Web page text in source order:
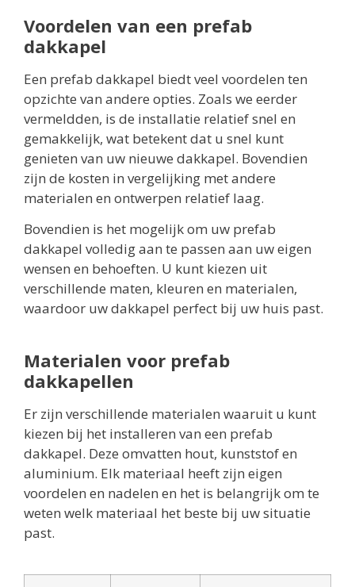
Voordelen van een prefab
dakkapel
Een prefab dakkapel biedt veel voordelen ten
opzichte van andere opties. Zoals we eerder
vermeldden, is de installatie relatief snel en
gemakkelijk, wat betekent dat u snel kunt
genieten van uw nieuwe dakkapel. Bovendien
zijn de kosten in vergelijking met andere
materialen en ontwerpen relatief laag.
Bovendien is het mogelijk om uw prefab
dakkapel volledig aan te passen aan uw eigen
wensen en behoeften. U kunt kiezen uit
verschillende maten, kleuren en materialen,
waardoor uw dakkapel perfect bij uw huis past.
Materialen voor prefab
dakkapellen
Er zijn verschillende materialen waaruit u kunt
kiezen bij het installeren van een prefab
dakkapel. Deze omvatten hout, kunststof en
aluminium. Elk materiaal heeft zijn eigen
voordelen en nadelen en het is belangrijk om te
weten welk materiaal het beste bij uw situatie
past.